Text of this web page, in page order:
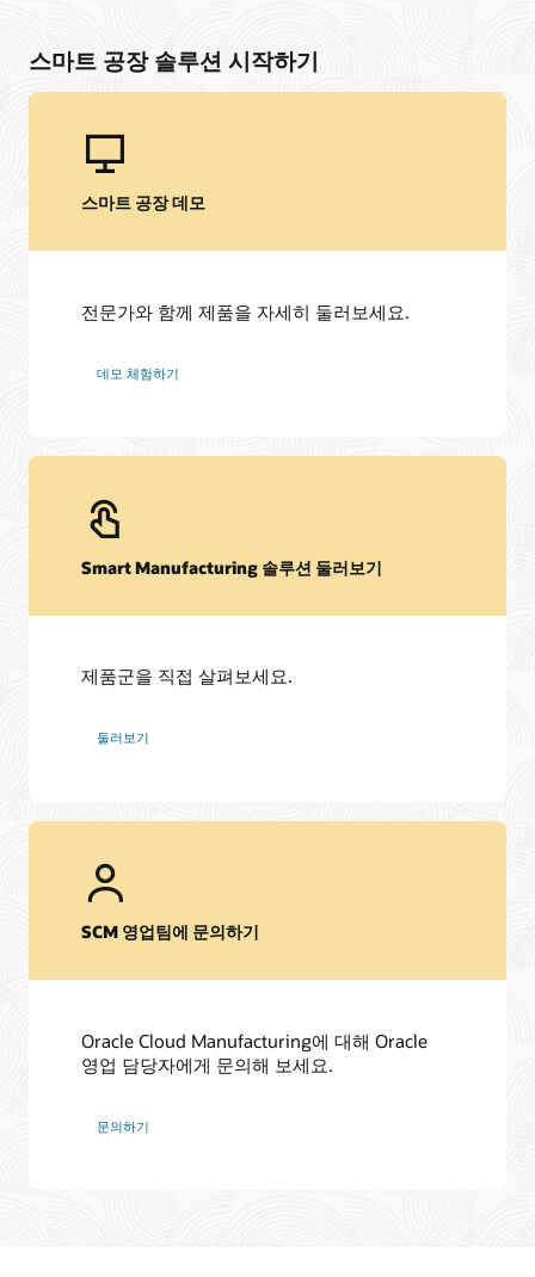
스마트 공장 솔루션 시작하기
스마트 공장 데모
전문가와 함께 제품을 자세히 둘러보세요.
데모 체험하기
Smart Manufacturing 솔루션 둘러보기
제품군을 직접 살펴보세요.
둘러보기
SCM 영업팀에 문의하기
Oracle Cloud Manufacturing에 대해 Oracle
영업 담당자에게 문의해 보세요.
문의하기